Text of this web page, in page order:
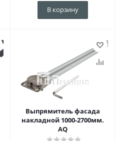
В корзину
Выпрямитель фасада
накладной 1000-2700мм.
AQ